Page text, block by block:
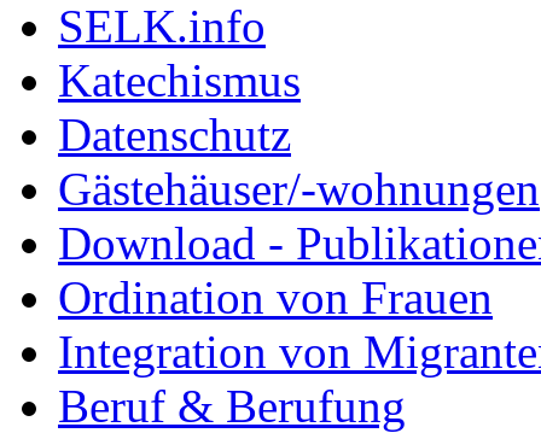
SELK.info
Katechismus
Datenschutz
Gästehäuser/-wohnungen
Download -
Ordination von Frauen
Integration von
Beruf & Berufung